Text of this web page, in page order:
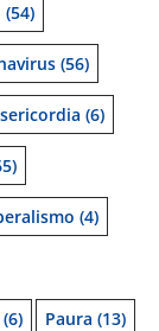
(54)
(56)
(6)
(4)
(6) Paura (13)